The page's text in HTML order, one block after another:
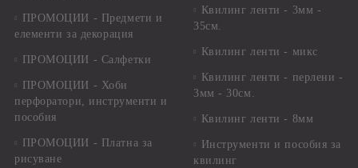
ПРОМОЦИИ - Предмети и
елементи за декорация
ПРОМОЦИИ - Салфетки
ПРОМОЦИИ - Хоби
перфоратори, инструменти и
пособия
ПРОМОЦИИ - Платна за
рисуване
Квилинг ленти - 3мм -
35см.
Квилинг ленти - микс
Квилинг ленти - перлени -
3мм - 30см.
Квилинг ленти - 8мм
Инструменти и пособия за
квилинг